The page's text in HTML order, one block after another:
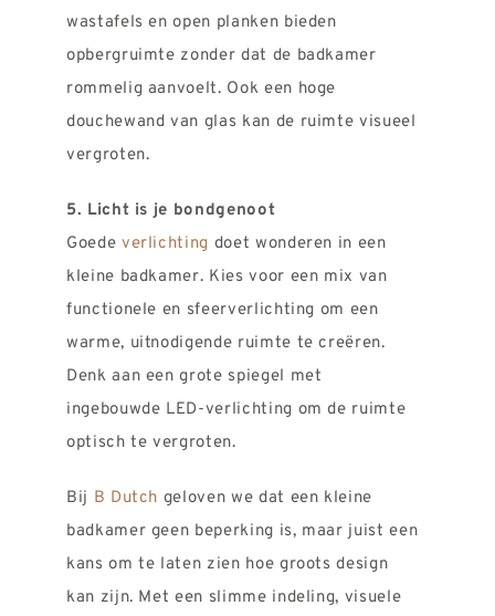
wastafels en open planken bieden
opbergruimte zonder dat de badkamer
rommelig aanvoelt. Ook een hoge
douchewand van glas kan de ruimte visueel
vergroten.
5. Licht is je bondgenoot
Goede verlichting doet wonderen in een
kleine badkamer. Kies voor een mix van
functionele en sfeerverlichting om een
warme, uitnodigende ruimte te creëren.
Denk aan een grote spiegel met
ingebouwde LED-verlichting om de ruimte
optisch te vergroten.
Bij B Dutch geloven we dat een kleine
badkamer geen beperking is, maar juist een
kans om te laten zien hoe groots design
kan zijn. Met een slimme indeling, visuele